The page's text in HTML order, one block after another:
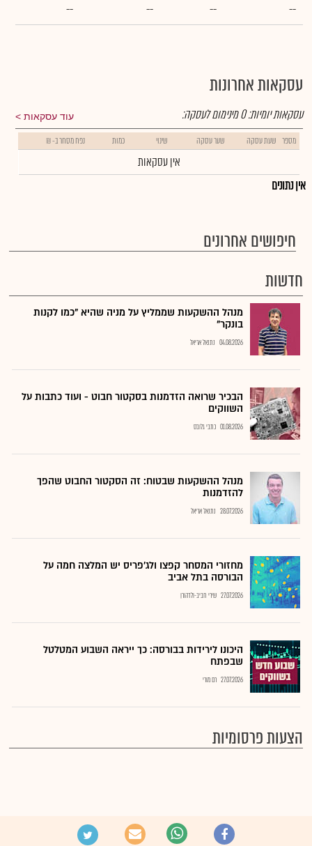
--
--
--
--
עסקאות אחרונות
עוד עסקאות עסקאות יומיות:0מינימום לעסקה:
מספר שעת עסקה שער עסקה שינוי כמות נפח מסחר ב- ₪
אין עסקאות
אין נתונים
חיפושים אחרונים
חדשות
מנהל ההשקעות שממליץ על מניה שהיא "כמו לקנות
בונקר"
04.08.2026 נתנאל אריאל
הבכיר שרואה הזדמנות בסקטור חבוט - ועוד כתבות על
השווקים
01.08.2026 כתבי גלובס
מנהל ההשקעות שבטוח: זה הסקטור החבוט שהפך
להזדמנות
28.07.2026 נתנאל אריאל
מחזורי המסחר קפצו ולג'פריס יש המלצה חמה על
הבורסה בתל אביב
27.07.2026 שירי חביב-ולדהורן
היכונו לירידות בבורסה: כך ייראה השבוע המטלטל
שבפתח
27.07.2026 רם מורי
הצעות פרסומיות